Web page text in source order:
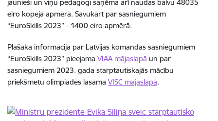
jaunieši un viņu pedagogi saņēma arī naudas balvu 48035
eiro kopējā apmērā. Savukārt par sasniegumiem
“EuroSkills 2023” - 1400 eiro apmērā.
Plašāka informācija par Latvijas komandas sasniegumiem
“EuroSkills 2023” pieejama VIAA mājaslapā un par
sasniegumiem 2023. gada starptautiskajās mācību
priekšmetu olimpiādēs lasāma VISC mājaslapā.